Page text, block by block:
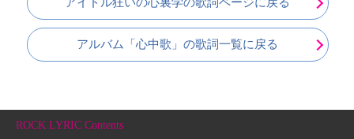
アルバム「心中歌」の歌詞一覧に戻る
ROCK LYRIC Contents